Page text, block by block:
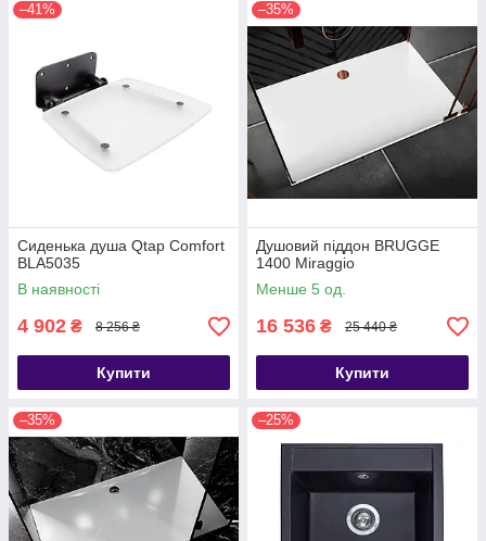
–41%
Сиденька душа Qtap Comfort
BLA5035
В наявності
4 902 ₴ 8 256 ₴
Купити
–35%
Душовий піддон BRUGGE
1400 Miraggio
Менше 5 од.
16 536 ₴ 25 440 ₴
Купити
–35% –25%